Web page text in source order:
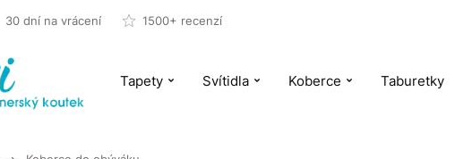
30 dní na vrácení 1500+ recenzí
Tapety Svítidla Koberce Taburetky